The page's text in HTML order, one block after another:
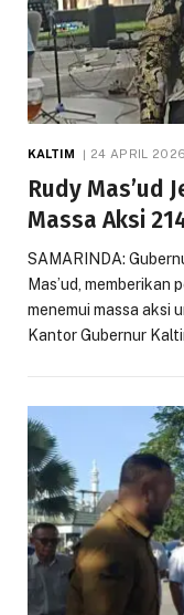
KALTIM 24 APRIL 2026
Rudy Mas’ud
Massa Aksi
SAMARINDA:
Mas’ud,
menemui massa aksi
Kantor Gubernur